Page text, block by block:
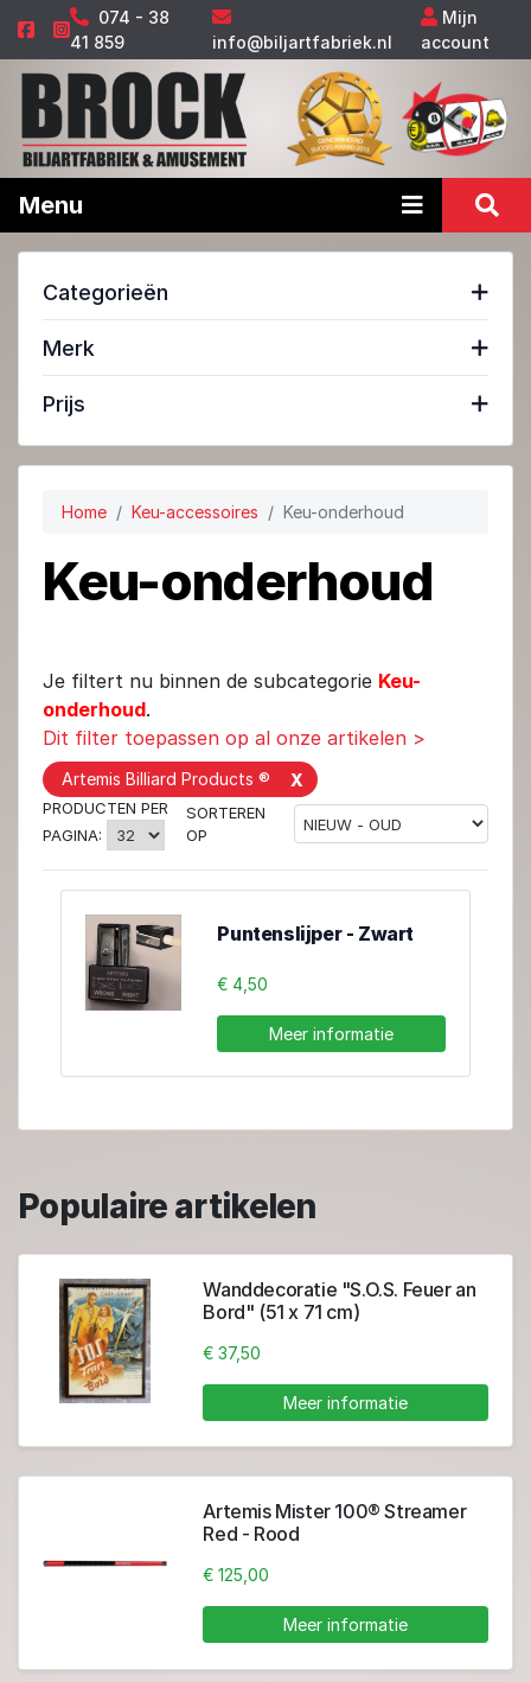
074 - 38
41 859
info@biljartfabriek.nl
Mijn
account
Menu
Categorieën
Merk
Prijs
Home Keu-accessoires Keu-onderhoud
Keu-onderhoud
Je filtert nu binnen de subcategorie Keu-
onderhoud.
Dit filter toepassen op al onze artikelen >
X
Artemis Billiard Products ®
PRODUCTEN PER
PAGINA:
SORTEREN
OP
Puntenslijper - Zwart
€ 4,50
Meer informatie
Populaire artikelen
Wanddecoratie "S.O.S. Feuer an
Bord" (51 x 71 cm)
€ 37,50
Meer informatie
Artemis Mister 100® Streamer
Red - Rood
€ 125,00
Meer informatie